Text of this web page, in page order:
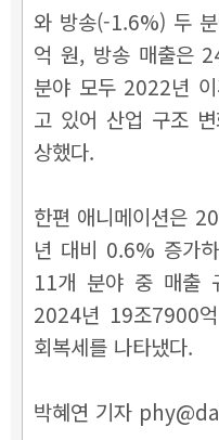
와 방송(-1.6%) 두
억 원, 방송 매출은
분야 모두 2022년
고 있어 산업 구조
상했다.
한편 애니메이션은
년 대비 0.6% 증가
11개 분야 중 매출
2024년 19조7900
회복세를 나타냈다.
박혜연 기자